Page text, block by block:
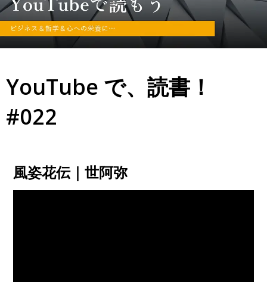
YouTube で、読書！
#022
風姿花伝｜世阿弥